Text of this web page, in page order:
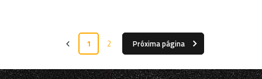
1 2 Próxima página